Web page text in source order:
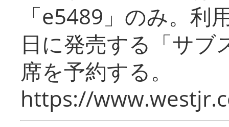
「e5489」のみ。利
日に発売する「サブ
席を予約する。
https://